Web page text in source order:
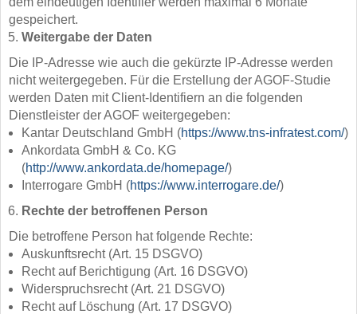
gespeichert.
Weitergabe der Daten
Die IP-Adresse wie auch die gekürzte IP-Adresse werden
nicht weitergegeben. Für die Erstellung der AGOF-Studie
werden Daten mit Client-Identifiern an die folgenden
Dienstleister der AGOF weitergegeben:
Kantar Deutschland GmbH (https://www.tns-infratest.com/)
Ankordata GmbH & Co. KG
(http://www.ankordata.de/homepage/)
Interrogare GmbH (https://www.interrogare.de/)
Rechte der betroffenen Person
Die betroffene Person hat folgende Rechte:
Auskunftsrecht (Art. 15 DSGVO)
Recht auf Berichtigung (Art. 16 DSGVO)
Widerspruchsrecht (Art. 21 DSGVO)
Recht auf Löschung (Art. 17 DSGVO)